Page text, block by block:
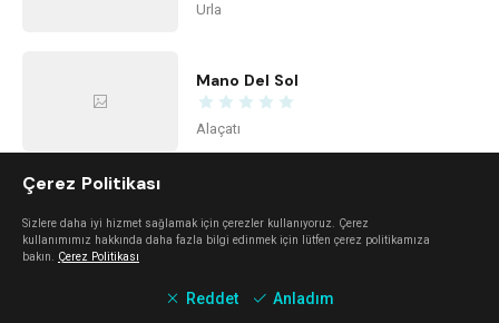
Urla
Mano Del Sol
Alaçatı
Seferihisar
Çerez Politikası
Sizlere daha iyi hizmet sağlamak için çerezler kullanıyoruz. Çerez
kullanımımız hakkında daha fazla bilgi edinmek için lütfen çerez politikamıza
bakın. Çerez Politikası
Reddet Anladım